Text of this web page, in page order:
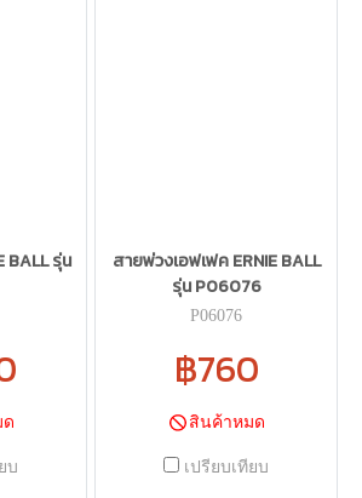
รุ่น
ด
บ
สายพ่วงเอฟเฟค ERNIE BALL
รุ่น P06076
P06076
฿760
สินค้าหมด
เปรียบเทียบ